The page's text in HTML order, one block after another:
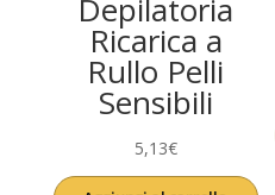
Depilatoria
Ricarica a
Rullo Pelli
Sensibili
5,13€